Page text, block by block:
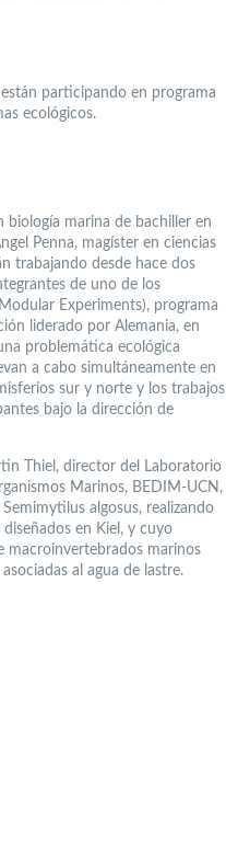
participando en programa
ecológicos.
biología marina de bachiller en
Penna, magíster en ciencias
trabajando desde hace dos
de uno de los
Experiments), programa
liderado por Alemania, en
problemática ecológica
a cabo simultáneamente en
sur y norte y los trabajos
bajo la dirección de
Thiel, director del Laboratorio
Marinos, BEDIM-UCN,
algosus, realizando
en Kiel, y cuyo
macroinvertebrados marinos
al agua de lastre.